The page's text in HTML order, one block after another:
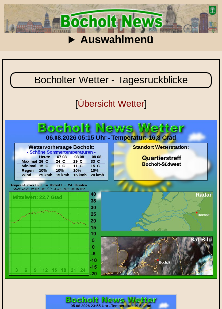
Auswahlmenü
Bocholter Wetter - Tagesrückblicke
[Übersicht Wetter]